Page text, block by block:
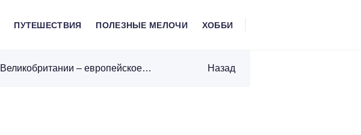
ПУТЕШЕСТВИЯ ПОЛЕЗНЫЕ МЕЛОЧИ ХОББИ
Провинция Уэльс в Великобритании – европейское историческое наследие Назад